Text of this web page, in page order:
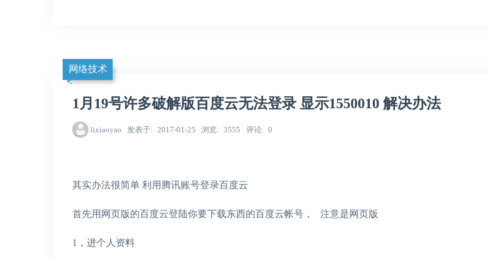
网络技术
1月19号许多破解版百度云无法登录 显示1550010 解决办法
lixiaoyao 发表于 2017-01-25 浏览 3555 评论 0
其实办法很简单 利用腾讯账号登录百度云
首先用网页版的百度云登陆你要下载东西的百度云帐号， 注意是网页版
1，进个人资料